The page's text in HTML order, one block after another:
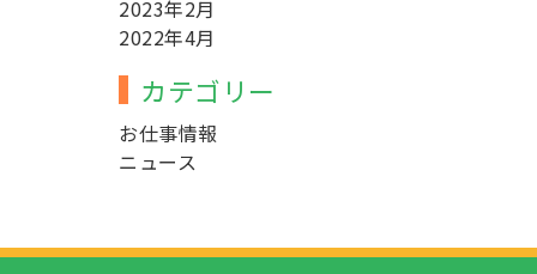
2023年2月
2022年4月
カテゴリー
お仕事情報
ニュース